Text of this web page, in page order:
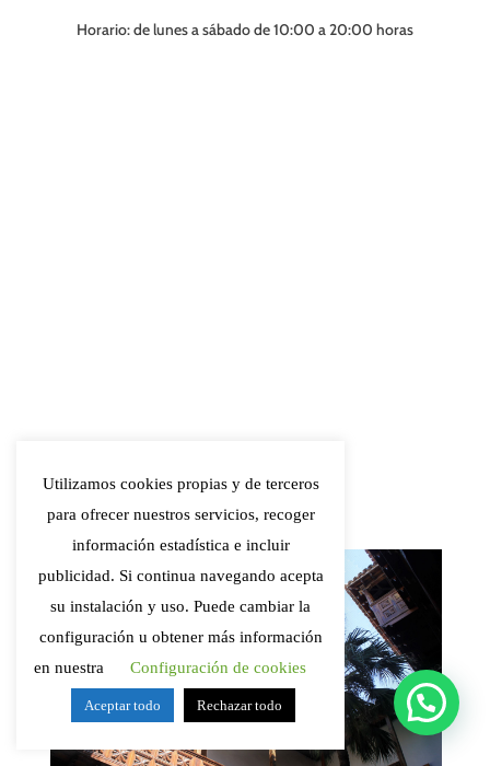
Horario: de lunes a sábado de 10:00 a 20:00 horas
Utilizamos cookies propias y de terceros
para ofrecer nuestros servicios, recoger
información estadística e incluir
publicidad. Si continua navegando acepta
su instalación y uso. Puede cambiar la
configuración u obtener más información
en nuestra
Configuración de cookies
Aceptar todo Rechazar todo
Si tienes alguna duda, escríbenos!